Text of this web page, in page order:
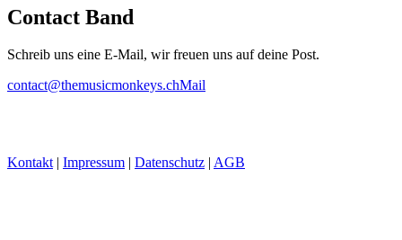
Contact Band
Schreib uns eine E-Mail, wir freuen uns auf deine Post.
contact@themusicmonkeys.chMail
Kontakt | Impressum | Datenschutz | AGB